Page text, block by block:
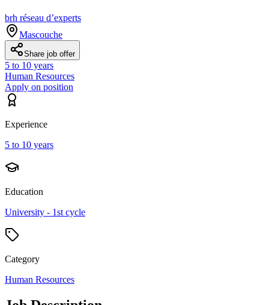
brh réseau d’experts
Mascouche
Share job offer
5 to 10 years
Human Resources
Apply on position
Experience
5 to 10 years
Education
University - 1st cycle
Category
Human Resources